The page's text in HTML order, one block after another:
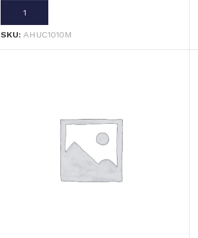
AJOUTER AU PANIER
SKU: AHUC1010M